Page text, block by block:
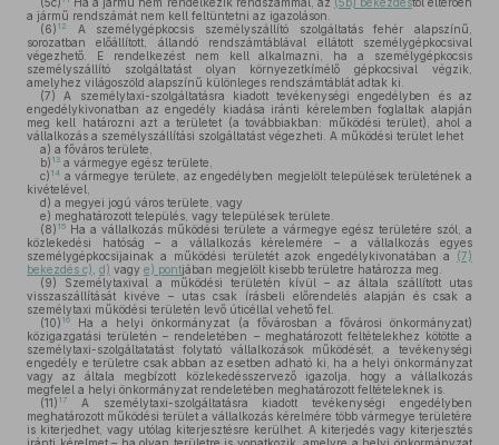
a jármű rendszámát nem kell feltüntetni az igazoláson.
(6) 12
A személygépkocsis személyszállító szolgáltatás fehér alapszínű,
sorozatban előállított, állandó rendszámtáblával ellátott személygépkocsival
végezhető. E rendelkezést nem kell alkalmazni, ha a személygépkocsis
személyszállító szolgáltatást olyan környezetkímélő gépkocsival végzik,
amelyhez világoszöld alapszínű különleges rendszámtáblát adtak ki.
(7) A személytaxi-szolgáltatásra kiadott tevékenységi engedélyben és az
engedélykivonatban az engedély kiadása iránti kérelemben foglaltak alapján
meg kell határozni azt a területet (a továbbiakban: működési terület), ahol a
vállalkozás a személyszállítási szolgáltatást végezheti. A működési terület lehet
a) a főváros területe,
b) 13 a vármegye egész területe,
c) 14 a vármegye területe, az engedélyben megjelölt települések területének a
kivételével,
d) a megyei jogú város területe, vagy
e) meghatározott település, vagy települések területe.
(8) 15 Ha a vállalkozás működési területe a vármegye egész területére szól, a
közlekedési hatóság – a vállalkozás kérelemére – a vállalkozás egyes
személygépkocsijainak a működési területét azok engedélykivonatában a (7)
bekezdés c) d) vagy e) pontjában megjelölt kisebb területre határozza meg.
(9) Személytaxival a működési területén kívül – az általa szállított utas
visszaszállítását kivéve – utas csak írásbeli előrendelés alapján és csak a
személytaxi működési területén levő úticéllal vehető fel.
(10) 16
Ha a helyi önkormányzat (a fővárosban a fővárosi önkormányzat)
közigazgatási területén – rendeletében – meghatározott feltételekhez kötötte a
személytaxi-szolgáltatatást folytató vállalkozások működését, a tevékenységi
engedély e területre csak abban az esetben adható ki, ha a helyi önkormányzat
vagy az általa megbízott közlekedésszervező igazolja, hogy a vállalkozás
megfelel a helyi önkormányzat rendeletében meghatározott feltételeknek is.
(11) 17
A személytaxi-szolgáltatásra kiadott tevékenységi engedélyben
meghatározott működési terület a vállalkozás kérelmére több vármegye területére
is kiterjedhet, vagy utólag kiterjesztésre kerülhet. A kiterjedés vagy kiterjesztés